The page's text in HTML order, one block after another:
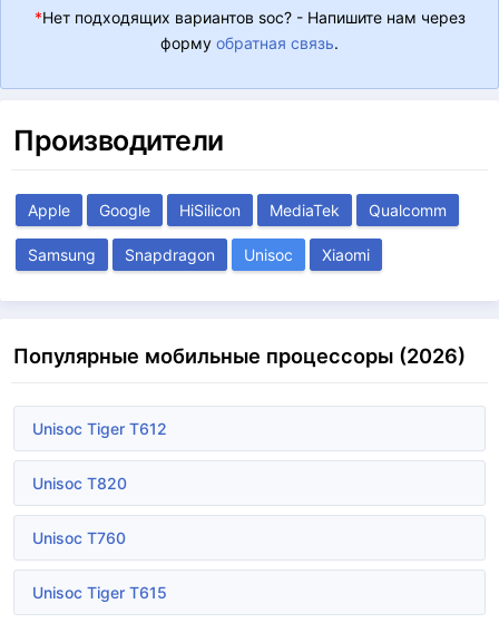
*Нет подходящих вариантов soc? - Напишите нам через
форму обратная связь.
Производители
Apple Google HiSilicon MediaTek Qualcomm
Samsung Snapdragon Unisoc Xiaomi
Популярные мобильные процессоры (2026)
Unisoc Tiger T612
Unisoc T820
Unisoc T760
Unisoc Tiger T615